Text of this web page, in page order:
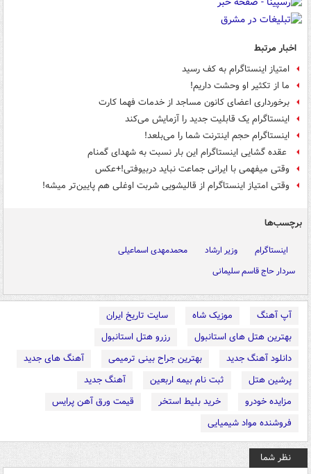
اخبار مرتبط
امتیاز اینستاگرام به کف رسید
ما از تکثیر او وحشت داریم!
برخورداری اعضای کانون مساجد از خدمات فهما کارت
اینستاگرام یک قابلیت جدید را آزمایش می‌کند
اینستاگرام حجم اینترنت شما را می‌بلعد!
‏ عقده گشایی اینستاگرام این بار نسبت به شهدای گمنام
وقتی میفهمی با ایرانی جماعت نباید دربیوفتی!+عکس
وقتی امتیاز اینستاگرام از قالیشویی شربت اوغلی هم پایین‌تر میشه!
برچسب‌ها
اینستاگرام وزیر ارشاد
محمدمهدی اسماعیلی
سردار حاج قاسم سلیمانی
آپ آهنگ موزیک شاه
سایت تاریخ ایران
بهترین هتل های استانبول
رزرو هتل استانبول
دانلود آهنگ جدید
بهترین جراح بینی ترمیمی
آهنگ های جدید
پرشین هتل
ثبت نام بیمه اربعین
آهنگ جدید
مزایده خودرو
خرید بلیط استخر
قیمت ورق آهن پرایس
فروشنده مواد شیمیایی
نظر شما